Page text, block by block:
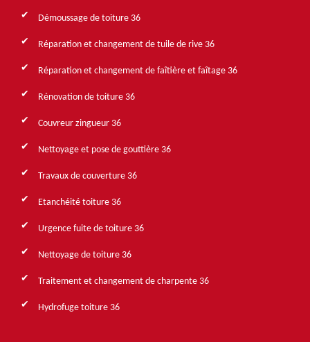
Démoussage de toiture 36
Réparation et changement de tuile de rive 36
Réparation et changement de faîtière et faîtage 36
Rénovation de toiture 36
Couvreur zingueur 36
Nettoyage et pose de gouttière 36
Travaux de couverture 36
Etanchéité toiture 36
Urgence fuite de toiture 36
Nettoyage de toiture 36
Traitement et changement de charpente 36
Hydrofuge toiture 36